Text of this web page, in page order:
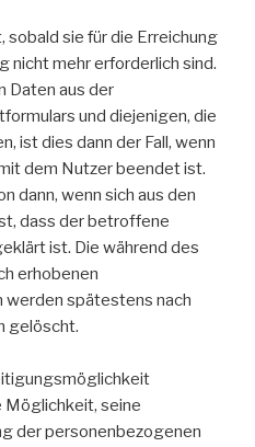
sie für die Erreichung
nicht mehr erforderlich sind.
Daten aus der
und diejenigen, die
ist dies dann der Fall, wenn
dem Nutzer beendet ist.
dann, wenn sich aus den
dass der betroffene
ist. Die während des
erhobenen
spätestens nach
gelöscht.
Möglichkeit, seine
der personenbezogenen